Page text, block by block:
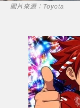
圖片來源：Toyota